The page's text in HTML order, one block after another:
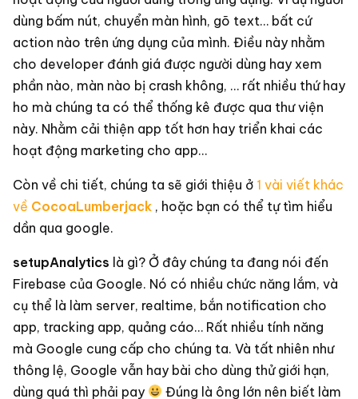
dùng bấm nút, chuyển màn hình, gõ text… bất cứ
action nào trên ứng dụng của mình. Điều này nhằm
cho developer đánh giá được người dùng hay xem
phần nào, màn nào bị crash không, … rất nhiều thứ hay
ho mà chúng ta có thể thống kê được qua thư viện
này. Nhằm cải thiện app tốt hơn hay triển khai các
hoạt động marketing cho app…
Còn về chi tiết, chúng ta sẽ giới thiệu ở 1 vài viết khác
về CocoaLumberjack , hoặc bạn có thể tự tìm hiểu
dần qua google.
setupAnalytics là gì? Ở đây chúng ta đang nói đến
Firebase của Google. Nó có nhiều chức năng lắm, và
cụ thể là làm server, realtime, bắn notification cho
app, tracking app, quảng cáo… Rất nhiều tính năng
mà Google cung cấp cho chúng ta. Và tất nhiên như
thông lệ, Google vẫn hay bài cho dùng thử giới hạn,
dùng quá thì phải pay
Đúng là ông lớn nên biết làm